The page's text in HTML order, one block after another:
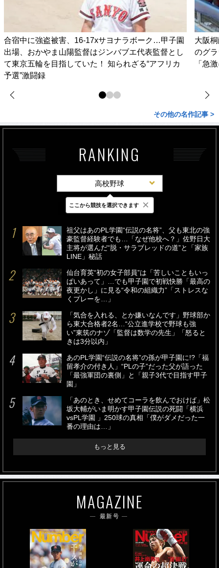
合宿中に強盗被害、16-17xサヨナラボーク…甲子園
出場、おかやま山陽監督はジンバブエ代表監督とし
て東京五輪を目指していた！ 知られざる“アフリカ
予選”激闘録
大阪
のグ
「急
その他の名作記事 >
RANKING
高校野球
最新 24時間 週間
祖父はあのPL学園“伝説の名将”、父も東北の強
豪監督経験者でも…「なぜ他校へ？」佐野日大
主将が選んだ“脱・サラブレッドの道”と「家族
LINE」秘話
仙台育英“初の女子部員”は「苦しいこともいっ
ぱいあって」…でも甲子園で初戦快勝「最高の
夜更かし」に見る“令和の組織力”「ストレスな
くプレーを…」
「気合を入れる、とか嫌いなんです」野球部か
ら東大合格者2名…“公立進学校で野球も強
い”東筑のナゾ「監督は数学の先生」「怒ると
きは3分以内」
あのPL学園“伝説の名将”の孫が甲子園に!?「福
留孝介の付き人」“PLの子”だった父が語った
「最強軍団の裏側」と「親子3代で目指す甲子
園」
「あのとき、せめてコーラを飲んでおけば」松
坂大輔がいま明かす甲子園伝説の死闘「横浜
vsPL学園 」250球の真相「僕がダメだった一
番の理由は…」
もっと見る
MAGAZINE
最新号
ここから競技を選択できます ×